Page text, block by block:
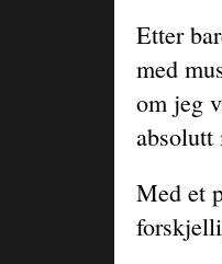
Etter
med
om jeg
Med et